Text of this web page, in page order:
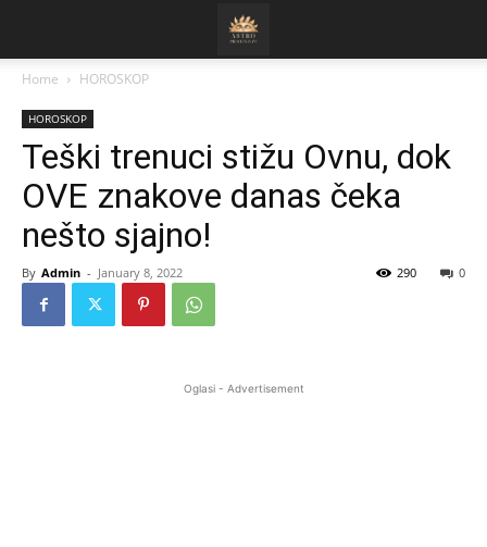
Home HOROSKOP
HOROSKOP
Teški trenuci stižu Ovnu, dok
OVE znakove danas čeka
nešto sjajno!
By Admin - January 8, 2022 0
290
Oglasi - Advertisement